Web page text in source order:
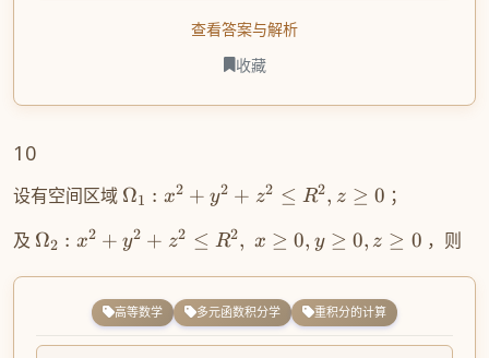
查看答案与解析
收藏
10
设有空间区域 Ω1 : x2 + y2 + z2 ≤ R2, z ≥ 0 ；
及 Ω2 : x2 + y2 + z2 ≤ R2, x ≥ 0, y ≥ 0, z ≥ 0 ，则
高等数学 多元函数积分学 重积分的计算